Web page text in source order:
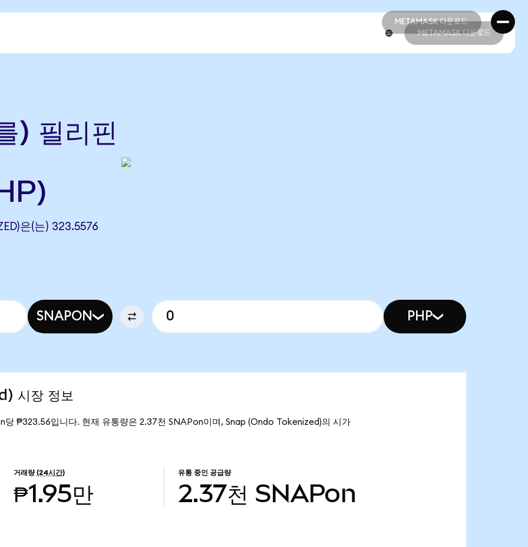
METAMASK 다운로드
METAMASK 다운로드
METAMASK 다운로드
) 필리핀
은(는) 323.5576
SNAPON PHP
시장 정보
₱323.56입니다. 현재 유통량은 2.37천 SNAPon이며, Snap (Ondo Tokenized)의 시가
거래량 (24시간)
₱1.95만
유통 중인 공급량
2.37천 SNAPon